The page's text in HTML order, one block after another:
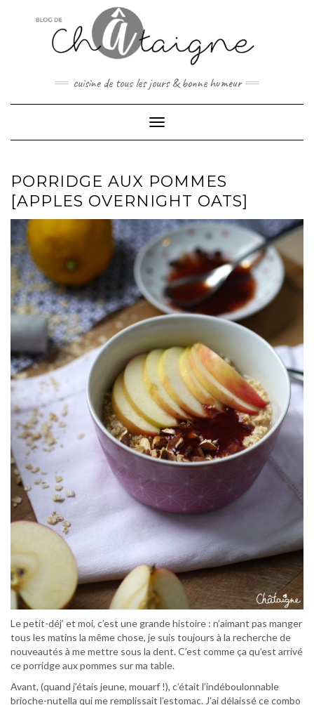
cuisine de tous les jours & bonne humeur
Toggle Navigation
PORRIDGE AUX POMMES
[APPLES OVERNIGHT OATS]
Le petit-déj’ et moi, c’est une grande histoire : n’aimant pas manger
tous les matins la même chose, je suis toujours à la recherche de
nouveautés à me mettre sous la dent. C’est comme ça qu’est arrivé
ce porridge aux pommes sur ma table.
Avant, (quand j’étais jeune, mouarf !), c’était l’indéboulonnable
brioche-nutella qui me remplissait l’estomac. J’ai délaissé ce combo